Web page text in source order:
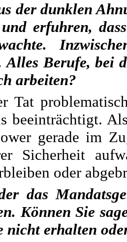
der dunklen
erfuhren,
Berufe, bei
arbeiten?
Tat
beeinträchtigt.
gerade im
Sicherheit
oder
das
Können Sie
nicht erhalten